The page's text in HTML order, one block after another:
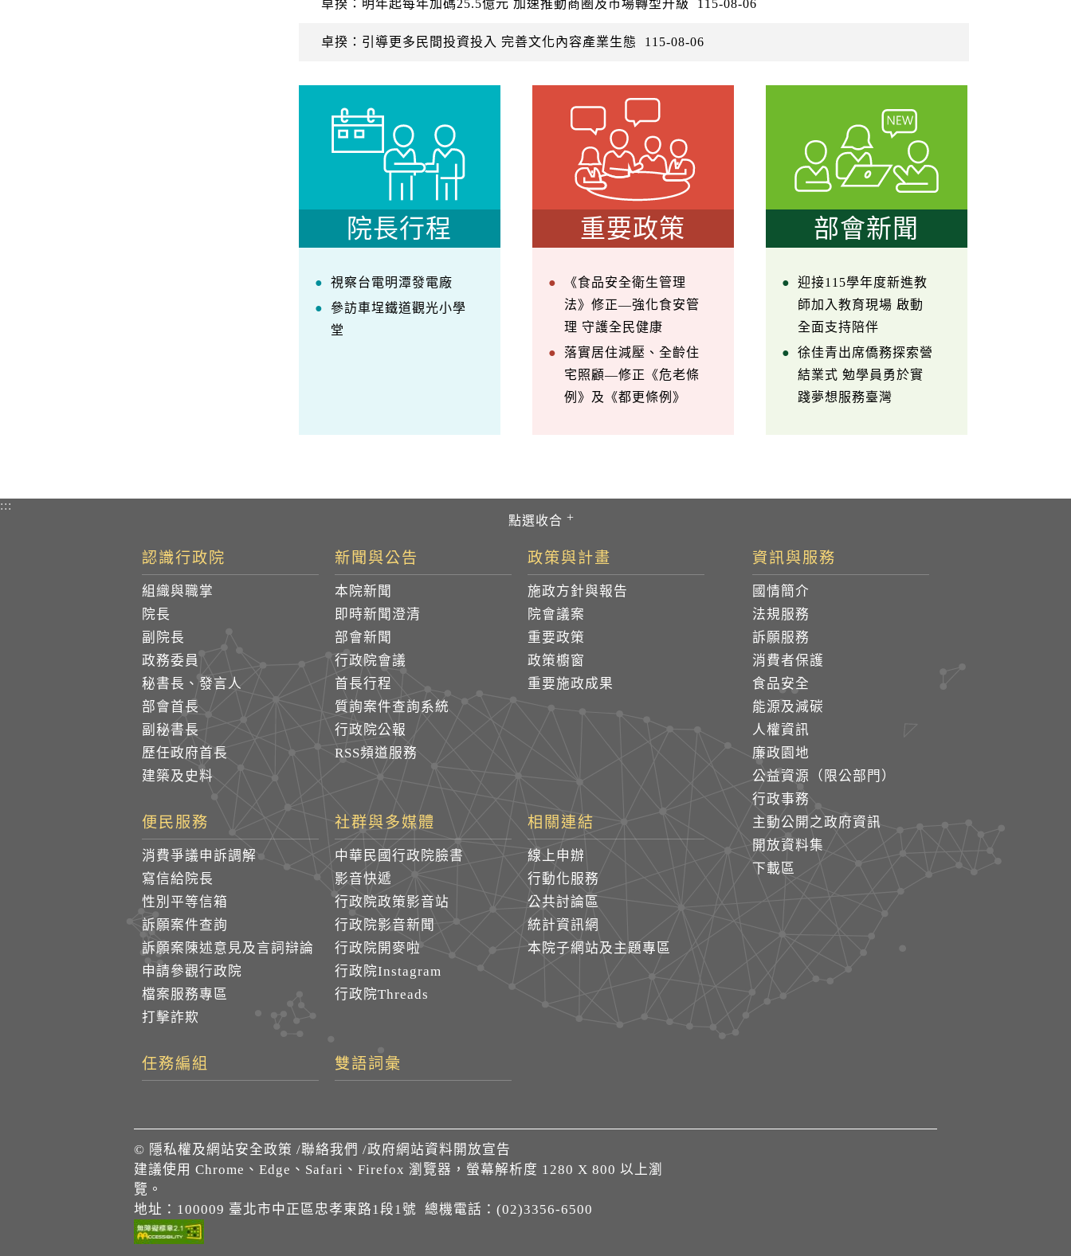
卓揆：明年起每年加碼25.5億元 加速推動商圈及市場轉型升級 115-08-06
卓揆：引導更多民間投資投入 完善文化內容產業生態 115-08-06
院長行程
視察台電明潭發電廠
參訪車埕鐵道觀光小學
堂
重要政策
《食品安全衛生管理
法》修正—強化食安管
理 守護全民健康
落實居住減壓、全齡住
宅照顧—修正《危老條
例》及《都更條例》
部會新聞
迎接115學年度新進教
師加入教育現場 啟動
全面支持陪伴
徐佳青出席僑務探索營
結業式 勉學員勇於實
踐夢想服務臺灣
:::
認識行政院
組織與職掌
院長
副院長
政務委員
秘書長、發言人
部會首長
副秘書長
歷任政府首長
建築及史料
新聞與公告
本院新聞
即時新聞澄清
部會新聞
行政院會議
首長行程
質詢案件查詢系統
行政院公報
RSS頻道服務
政策與計畫
施政方針與報告
院會議案
重要政策
政策櫥窗
重要施政成果
資訊與服務
國情簡介
法規服務
訴願服務
消費者保護
食品安全
能源及減碳
人權資訊
廉政園地
公益資源（限公部門）
行政事務
主動公開之政府資訊
開放資料集
下載區
便民服務
消費爭議申訴調解
寫信給院長
性別平等信箱
訴願案件查詢
訴願案陳述意見及言詞辯論
申請參觀行政院
檔案服務專區
打擊詐欺
社群與多媒體
中華民國行政院臉書
影音快遞
行政院政策影音站
行政院影音新聞
行政院開麥啦
行政院Instagram
行政院Threads
相關連結
線上申辦
行動化服務
公共討論區
統計資訊網
本院子網站及主題專區
任務編組 雙語詞彙
© 隱私權及網站安全政策 /聯絡我們 /政府網站資料開放宣告
建議使用 Chrome、Edge、Safari、Firefox 瀏覽器，螢幕解析度 1280 X 800 以上瀏
覽。
地址：100009 臺北市中正區忠孝東路1段1號 總機電話：(02)3356-6500